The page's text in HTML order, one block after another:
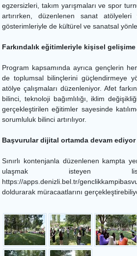
egzersizleri, takım yarışmaları ve spor
artırırken, düzenlenen sanat
gösterimleriyle de kültürel ve sanatsal
Farkındalık eğitimleriyle kişisel gelişime
Program kapsamında ayrıca gençlerin
de toplumsal bilinçlerini güçlendirmeye
atölye çalışmaları düzenleniyor. Afet
bilinci, teknoloji bağımlılığı, iklim
gerçekleştirilen eğitimler sayesinde
sorumluluk bilinci artırılıyor.
Başvurular dijital ortamda devam ediyor
Sınırlı kontenjanla düzenlenen kampta
ulaşmak isteyen
https://apps.denizli.bel.tr/
doldurarak müracaatlarını